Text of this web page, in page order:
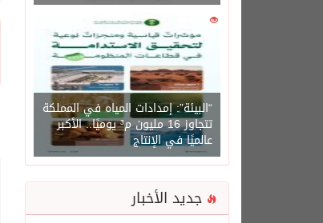
1471
“البيئة”: إمدادات المياه في المملكة
تتجاوز 16 مليون م³ يوميًا.. الأكبر
عالميًا في الإنتاج
جديد الأخبار